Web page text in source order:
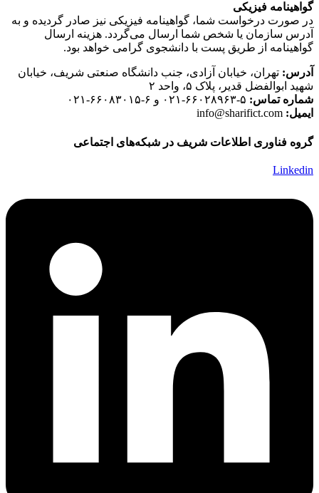
گواهینامه فیزیکی
در صورت درخواست شما، گواهینامه فیزیکی نیز صادر گردیده و به
آدرس سازمان یا شخص شما ارسال می‌گردد. هزینه ارسال
گواهینامه از طریق پست با دانشجوی گرامی خواهد بود.
آدرس: تهران، خیابان آزادی، جنب دانشگاه صنعتی شریف، خیابان
شهید ابوالفضل قدیر، پلاک ۵، واحد ۲
شماره تماس:
ایمیل:
گروه فناوری اطلاعات شریف در شبکه‌های اجتماعی
Linkedin